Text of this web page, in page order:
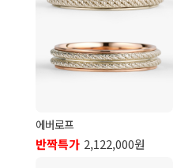
에버로프
반짝특가 2,122,000원